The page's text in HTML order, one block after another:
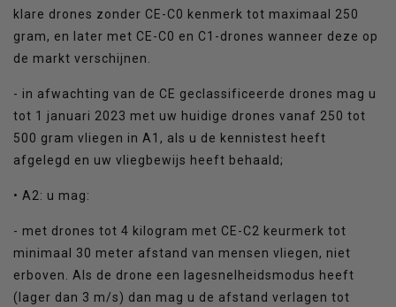
klare drones zonder CE-C0 kenmerk tot maximaal 250
gram, en later met CE-C0 en C1-drones wanneer deze op
de markt verschijnen.
- in afwachting van de CE geclassificeerde drones mag u
tot 1 januari 2023 met uw huidige drones vanaf 250 tot
500 gram vliegen in A1, als u de kennistest heeft
afgelegd en uw vliegbewijs heeft behaald;
• A2: u mag:
- met drones tot 4 kilogram met CE-C2 keurmerk tot
minimaal 30 meter afstand van mensen vliegen, niet
erboven. Als de drone een lagesnelheidsmodus heeft
(lager dan 3 m/s) dan mag u de afstand verlagen tot